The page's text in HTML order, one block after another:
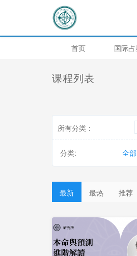
首页 国际
课程列表
所有分类：
分类: 全部
最新 最热 推荐